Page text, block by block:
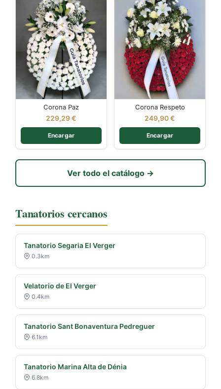
Corona Paz
229,29€
Encargar
Corona Respeto
249,90€
Encargar
Ver todo el catálogo →
Tanatorios cercanos
Tanatorio Segaria El Verger
0.3km
Velatorio de El Verger
0.4km
Tanatorio Sant Bonaventura Pedreguer
6.1km
Tanatorio Marina Alta de Dénia
6.8km